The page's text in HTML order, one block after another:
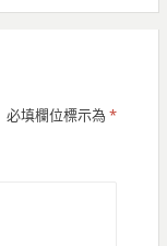
必填欄位標示為 *